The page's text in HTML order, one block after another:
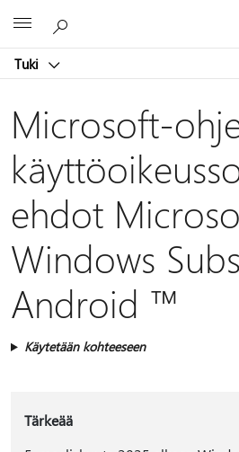
Tuki
Microsoft-
ehdot
Windows
Android ™
Käytetään kohteeseen
Tärkeää